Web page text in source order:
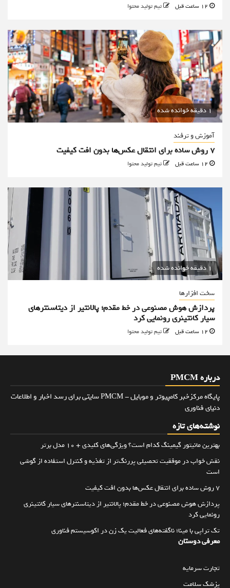
تیم تولید محتوا
1 دقیقه خوانده شده
آموزش و ترفند
۷ روش ساده برای انتقال عکس‌ها بدون افت کیفیت
تیم تولید محتوا
1 دقیقه خوانده شده
سخت افزارها
پردازش هوش مصنوعی در خط مقدم؛ پالانتیر از دیتاسنترهای
سیار کانتینری رونمایی کرد
تیم تولید محتوا
درباره PMCM
پایگاه مرکزخبر کامپیوتر و موبایل - PMCM سایتی برای رسد اخبار و اطلاعات
دنیای فناوری
نوشته‌های تازه
بهترین مانیتور گیمینگ کدام است؟ ویژگی‌های کلیدی + 10 مدل برتر
نقش خواب در موفقیت تحصیلی پررنگ‌تر از تغذیه و کنترل استفاده از گوشی
است
۷ روش ساده برای انتقال عکس‌ها بدون افت کیفیت
پردازش هوش مصنوعی در خط مقدم؛ پالانتیر از دیتاسنترهای سیار کانتینری
رونمایی کرد
تک تراپی با مینا؛ ناگفته‌های فعالیت یک زن در اکوسیستم فناوری
معرفی دوستان
تجارت سرمایه
پزشک سلامت